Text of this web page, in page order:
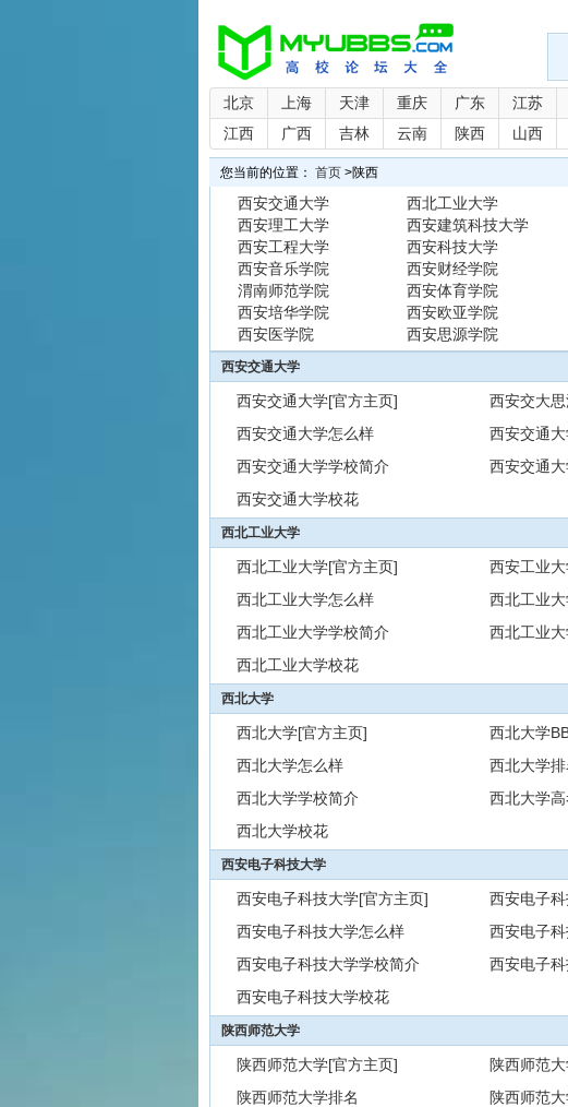
北京 上海 天津 重庆 广东 江苏
江西
广西 吉林 云南 陕西 山西
您当前的位置： 首页 >陕西
西安交通大学 西北工业大学
西安理工大学
西安建筑科技大学
西安工程大学
西安科技大学
西安音乐学院
西安财经学院
渭南师范学院
西安体育学院
西安培华学院
西安欧亚学院
西安医学院
西安思源学院
西安交通大学
西安交通大学[官方主页] 西安交大
西安交通大学怎么样
西安交通大
西安交通大学学校简介
西安交通
西安交通大学校花
西北工业大学
西北工业大学[官方主页] 西安工业
西北工业大学怎么样
西北工业大
西北工业大学学校简介
西北工业
西北工业大学校花
西北大学
西北大学[官方主页] 西北大学
西北大学怎么样
西北大学排
西北大学学校简介
西北大学
西北大学校花
西安电子科技大学
西安电子科技大学[官方主页] 西安电子
西安电子科技大学怎么样
西安电子
西安电子科技大学学校简介
西安电子
西安电子科技大学校花
陕西师范大学
陕西师范大学[官方主页] 陕西师范
陕西师范大学排名
陕西师范